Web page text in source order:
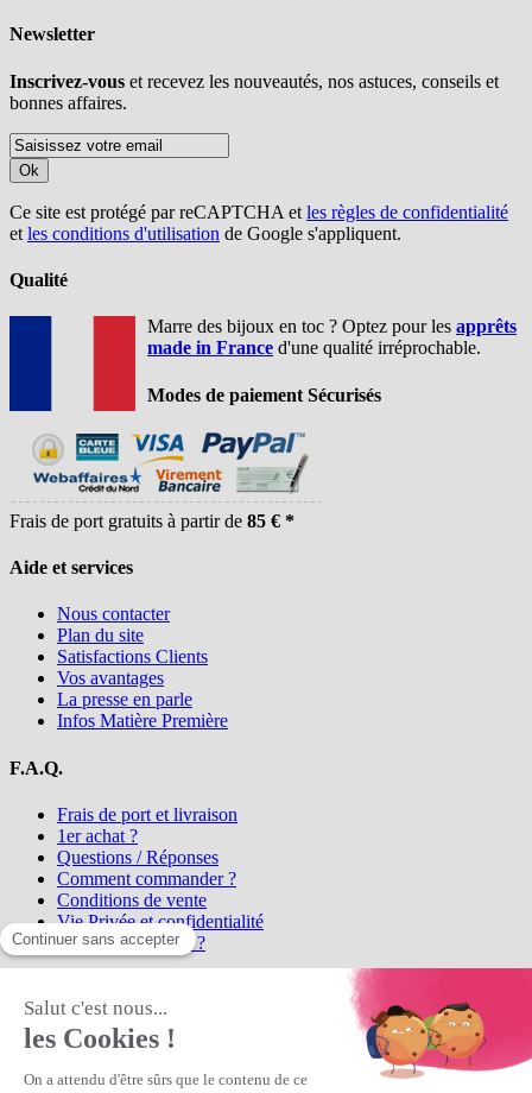
Newsletter
Inscrivez-vous et recevez les nouveautés, nos astuces, conseils et
bonnes affaires.
Ok
Ce site est protégé par reCAPTCHA et les règles de confidentialité
et les conditions d'utilisation de Google s'appliquent.
Qualité
Marre des bijoux en toc ? Optez pour les apprêts
made in France d'une qualité irréprochable.
Modes de paiement Sécurisés
Frais de port gratuits à partir de 85 € *
Aide et services
Nous contacter
Plan du site
Satisfactions Clients
Vos avantages
La presse en parle
Infos Matière Première
F.A.Q.
Frais de port et livraison
1er achat ?
Questions / Réponses
Comment commander ?
Conditions de vente
Vie Privée et confidentialité
Qui sommes-nous ?
la référence en perles et bijoux
perles en ligne, telles que les perles